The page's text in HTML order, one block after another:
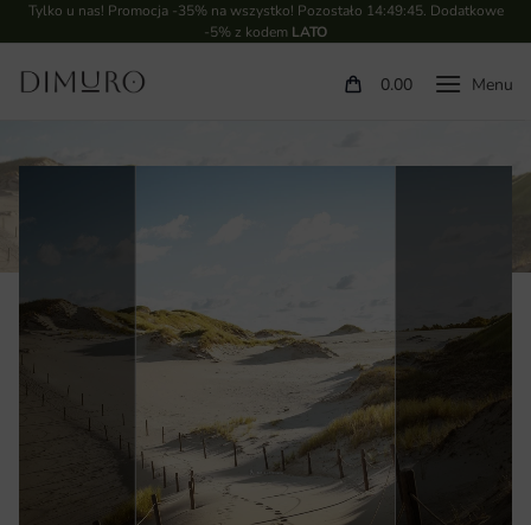
Tylko u nas! Promocja -35% na wszystko! Pozostało 14:49:45. Dodatkowe
-5% z kodem LATO
0.00